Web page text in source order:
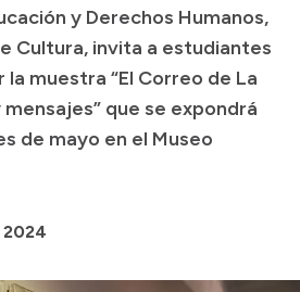
proveedores
y Derechos Humanos,
Cultura, invita a estudiantes
muestra “El Correo de La
que se expondrá
de mayo en el Museo
2024